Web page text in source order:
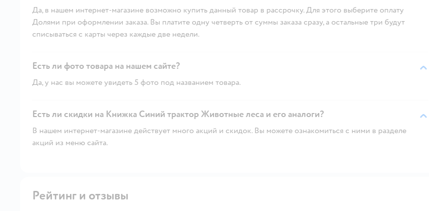
Да, в нашем интернет-магазине возможно купить данный товар в рассрочку. Для этого выберите оплату
Долями при оформлении заказа. Вы платите одну четверть от суммы заказа сразу, а остальные три будут
списываться с карты через каждые две недели.
Есть ли фото товара на нашем сайте?
Да, у нас вы можете увидеть 5 фото под названием товара.
Есть ли скидки на Книжка Синий трактор Животные леса и его аналоги?
В нашем интернет-магазине действует много акций и скидок. Вы можете ознакомиться с ними в разделе
акций из меню сайта.
Рейтинг и отзывы